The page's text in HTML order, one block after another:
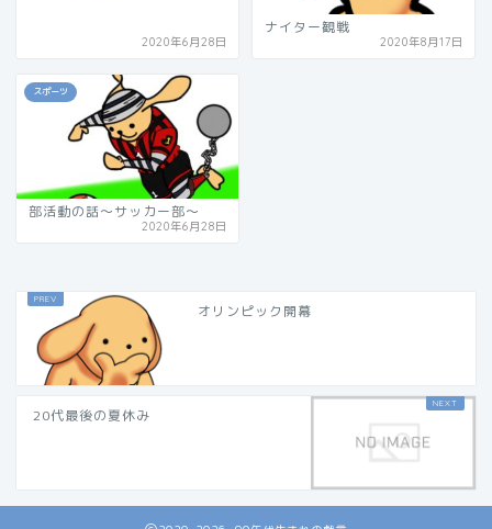
2020年6月28日
ナイター観戦
2020年8月17日
スポーツ
部活動の話～サッカー部～
2020年6月28日
オリンピック開幕
20代最後の夏休み